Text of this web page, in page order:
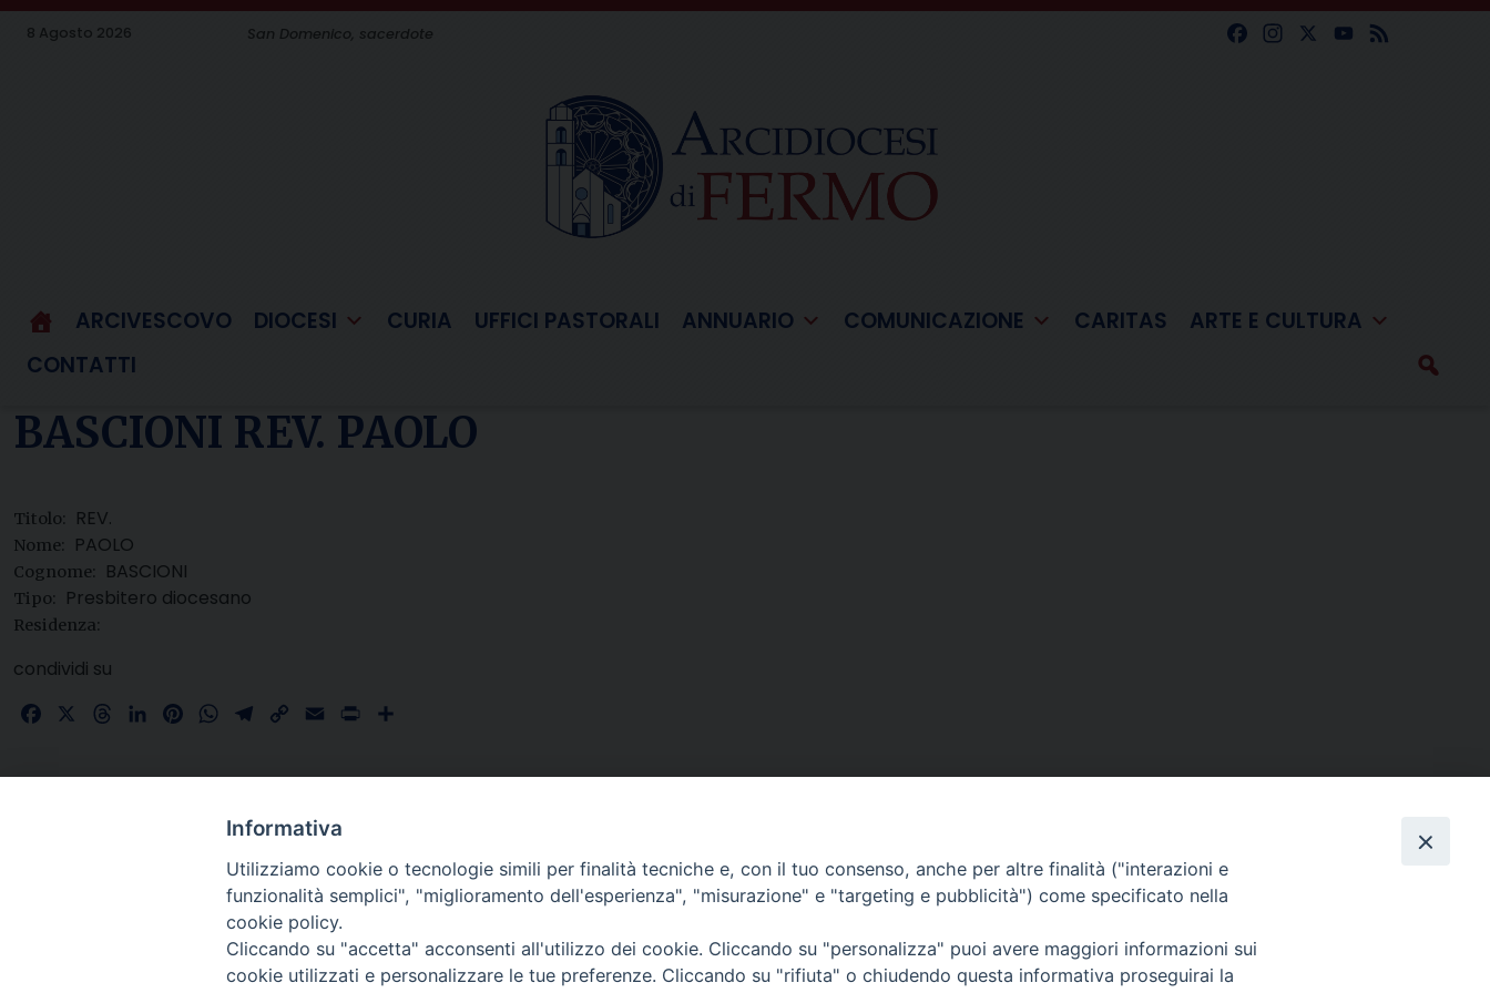
Skip
8 Agosto 2026 San Domenico, sacerdote Facebook
Instagram
X YouTube
Feed
ARCIVESCOVO DIOCESI CURIA UFFICI PASTORALI ANNUARIO COMUNICAZIONE CARITAS
ARTE E CULTURA
CONTATTI
BASCIONI REV. PAOLO
Titolo: REV.
Nome: PAOLO
Cognome: BASCIONI
Tipo: Presbitero diocesano
Residenza:
condividi su
FacebookThreadsLinkedInPinterestWhatsApp
Telegram
Copy Email Print
CONTATTI
info@fermodiocesi.it
SEGUICI SU
Facebook
Informativa
Utilizziamo cookie o tecnologie simili per finalità tecniche e, con il tuo consenso, anche per altre finalità ("interazioni e
funzionalità semplici", "miglioramento dell'esperienza", "misurazione" e "targeting e pubblicità") come specificato nella
cookie policy.
Cliccando su "accetta" acconsenti all'utilizzo dei cookie. Cliccando su "personalizza" puoi avere maggiori informazioni sui
cookie utilizzati e personalizzare le tue preferenze. Cliccando su "rifiuta" o chiudendo questa informativa proseguirai la